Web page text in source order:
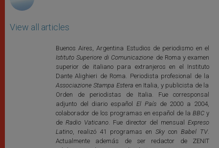
View all articles
Buenos Aires, Argentina Estudios de periodismo en el
Istituto Superiore di Comunicazione de Roma y examen
superior de italiano para extranjeros en el Instituto
Dante Alighieri de Roma. Periodista profesional de la
Associazione Stampa Estera en Italia, y publicista de la
Orden de periodistas de Italia. Fue corresponsal
adjunto del diario españolEl Paísde 2000 a 2004,
colaborador de los programas en español de la BBCy
de Radio Vaticano. Fue director del mensualExpreso
Latino, realizó 41 programas en Skycon Babel TV.
Actualmente además de ser redactor de ZENIT